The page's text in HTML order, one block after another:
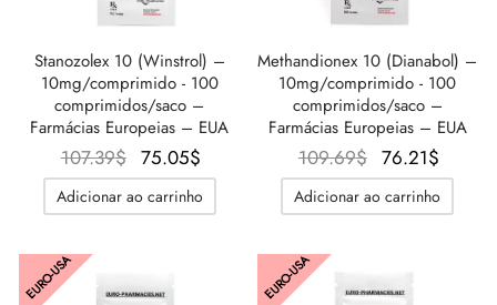
Stanozolex 10 (Winstrol) –
10mg/comprimido - 100
comprimidos/saco –
Farmácias Europeias – EUA
107.39$ O preço
original
era:
75.05$
preço
atual é:
Adicionar ao carrinho
Methandionex 10 (Dianabol) –
10mg/comprimido - 100
comprimidos/saco –
Farmácias Europeias – EUA
109.69$ O preço
original
era:
76.21$
preço
atual
Adicionar ao carrinho
EURO-USA EURO-USA